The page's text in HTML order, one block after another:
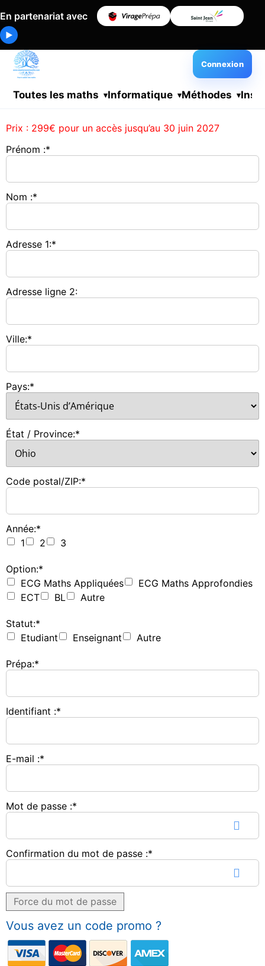
En partenariat avec
▶
Toutes les maths Informatique Méthodes
Connexion
Prix : 299€ pour un accès jusqu’au 30 juin 2027
Prénom :*
Nom :*
Adresse 1:*
Adresse ligne 2:
Ville:*
Pays:*
État / Province:*
Code postal/ZIP:*
Année:*
1
2 3
Option:*
ECG Maths Appliquées
ECG Maths Approfondies
ECT
BL Autre
Statut:*
Etudiant
Enseignant Autre
Prépa:*
Identifiant :*
E-mail :*
Mot de passe :*
Confirmation du mot de passe :*
Force du mot de passe
Vous avez un code promo ?